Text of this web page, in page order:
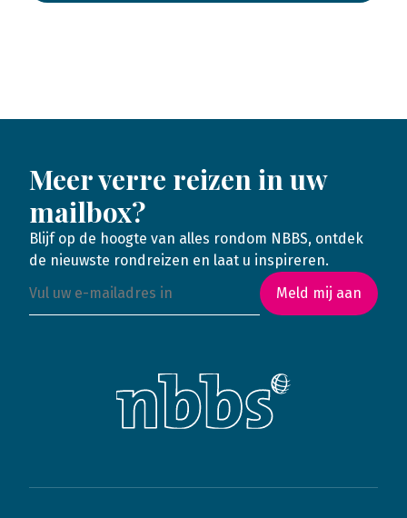
Meer verre reizen in uw
mailbox?
Blijf op de hoogte van alles rondom NBBS, ontdek
de nieuwste rondreizen en laat u inspireren.
Meld mij aan